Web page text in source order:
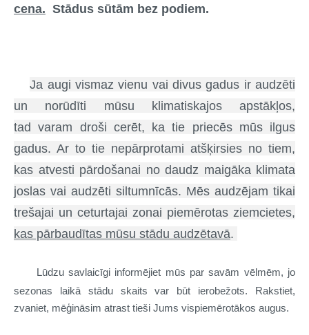
cena. Stādus sūtām bez podiem.
Ja augi vismaz vienu vai divus gadus ir audzēti
un norūdīti mūsu klimatiskajos apstākļos,
tad varam droši cerēt, ka tie priecēs mūs ilgus
gadus. Ar to tie nepārprotami atšķirsies no tiem,
kas atvesti pārdošanai no daudz maigāka klimata
joslas vai audzēti siltumnīcās. Mēs audzējam tikai
trešajai un ceturtajai zonai piemērotas ziemcietes,
kas pārbaudītas mūsu stādu audzētavā.
Lūdzu savlaicīgi informējiet mūs par savām vēlmēm, jo
sezonas laikā stādu skaits var būt ierobežots. Rakstiet,
zvaniet, mēģināsim atrast tieši Jums vispiemērotākos augus.